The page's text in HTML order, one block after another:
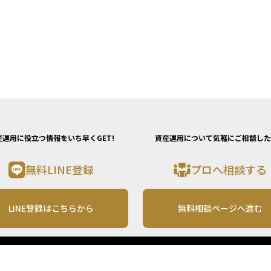
運用に役立つ情報をいち早くGET!
無料LINE登録
LINE登録はこちらから
資産運用について気軽にご相談し
プロへ相談する
無料相談ページへ進む